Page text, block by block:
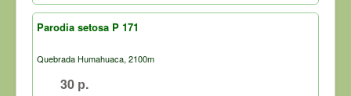
Parodia setosa P 171
Quebrada Humahuaca, 2100m
30 р.